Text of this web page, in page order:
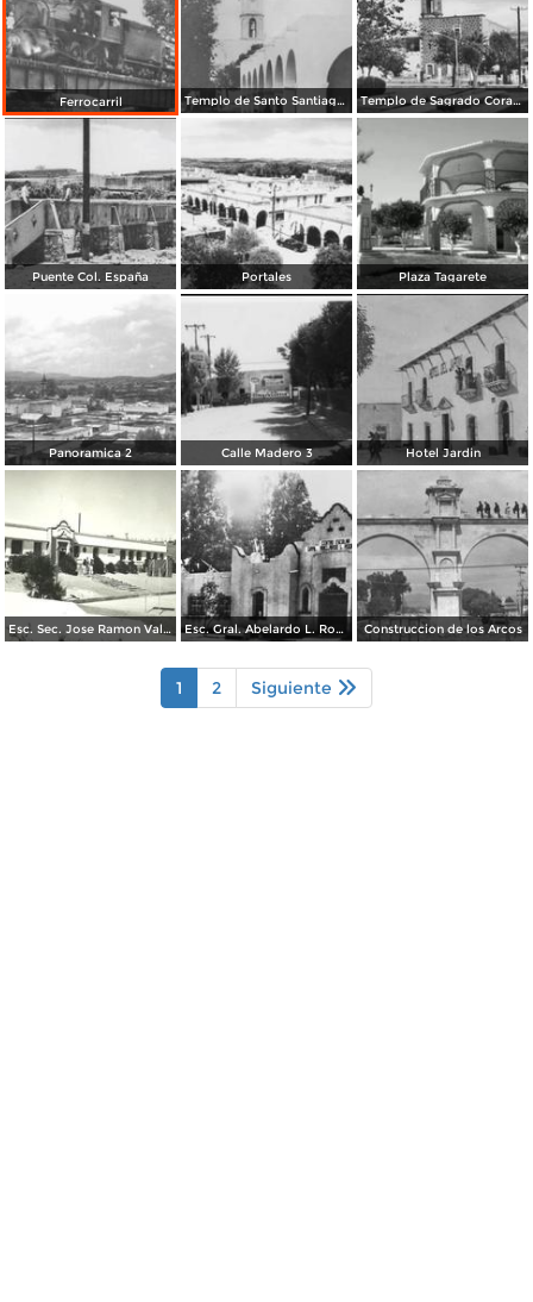
Ferrocarril Templo de Santo Santiago Apostol Templo de Sagrado Corazon
Puente Col. España Portales Plaza Tagarete
Panoramica 2 Calle Madero 3 Hotel Jardin
Esc. Sec. Jose Ramon Valdez Esc. Gral. Abelardo L. Rodriguez Construccion de los Arcos
1 2 Siguiente